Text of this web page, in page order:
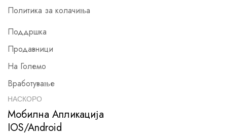
Политика за колачиња
Поддршка
Продавници
На Големо
Вработување
НАСКОРО
Мобилна Апликација
IOS/Android